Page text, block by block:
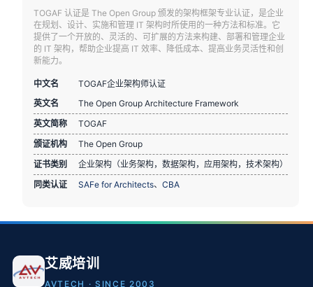
TOGAF 认证是 The Open Group 颁发的架构框架专业认证，是企业
在规划、设计、实施和管理 IT 架构时所使用的一种方法和标准。它
提供了一个开放的、灵活的、可扩展的方法来构建、部署和管理企业
的 IT 架构，帮助企业提高 IT 效率、降低成本、提高业务灵活性和创
新能力。
中文名
TOGAF企业架构师认证
英文名
The Open Group Architecture Framework
英文简称
TOGAF
颁证机构
The Open Group
证书类别
企业架构（业务架构，数据架构，应用架构，技术架构）
同类认证
SAFe for Architects、CBA
艾威培训
AVTECH · SINCE 2003